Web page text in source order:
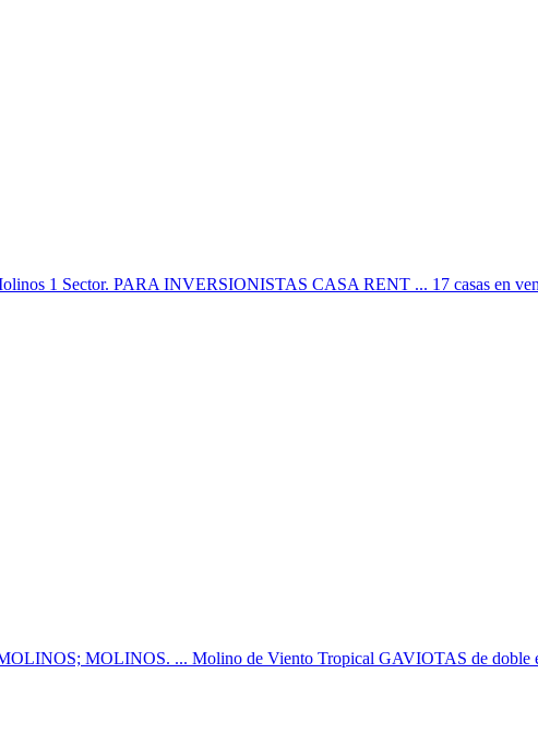
1 Sector. PARA INVERSIONISTAS CASA RENT ... 17 casas en
MOLINOS. ... Molino de Viento Tropical GAVIOTAS de doble